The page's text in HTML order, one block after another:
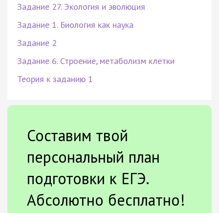
Задание 27. Экология и эволюция
Задание 1. Биология как наука
Задание 2
Задание 6. Строение, метаболизм клетки
Теория к заданию 1
Составим твой
персональный план
подготовки к ЕГЭ.
Абсолютно бесплатно!